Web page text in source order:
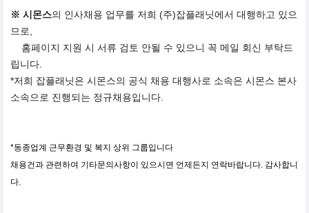
※ 시몬스의 인사채용 업무를 저희 (주)잡플래닛에서 대행하고 있으
므로,
홈페이지 지원 시 서류 검토 안될 수 있으니 꼭 메일 회신 부탁드
립니다.
*저희 잡플래닛은 시몬스의 공식 채용 대행사로 소속은 시몬스 본사
소속으로 진행되는 정규채용입니다.
*동종업계 근무환경 및 복지 상위 그룹입니다
채용건과 관련하여 기타문의사항이 있으시면 언제든지 연락바랍니다. 감사합니
다.